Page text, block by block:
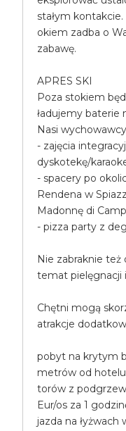
stałym
okiem zadba o
zabawę.
APRES SKI
Poza stokiem
ładujemy baterie
Nasi
- zajęcia
dyskotekę/
- spacery po
Rendena w
Madonnę di
- pizza party z
Nie zabraknie też
temat pielęgnacji
Chętni mogą
atrakcje
pobyt na krytym
metrów od
torów z
Eur/os za 1
jazda na